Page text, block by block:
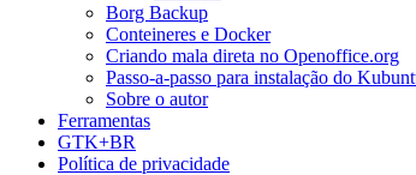
Borg Backup
Conteineres e Docker
Criando mala direta no Openoffice.org
Passo-a-passo para instalação do
Sobre o autor
Ferramentas
GTK+BR
Política de privacidade